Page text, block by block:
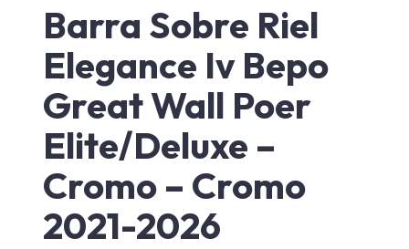
Barra Sobre Riel
Elegance Iv Bepo
Great Wall Poer
Elite/Deluxe –
Cromo – Cromo
2021-2026